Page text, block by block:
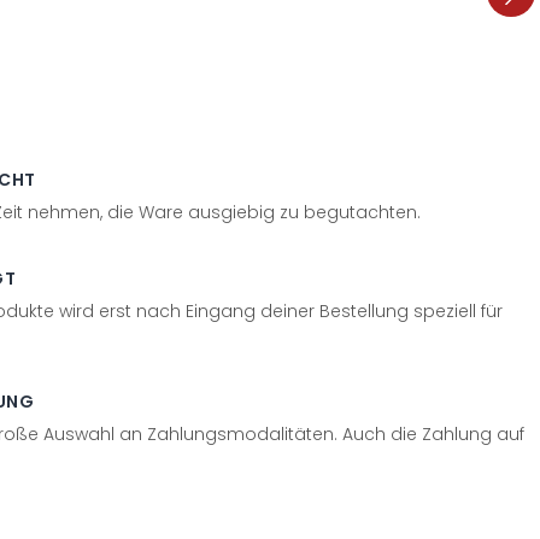
nehmen, die Ware ausgiebig zu begutachten.
wird erst nach Eingang deiner Bestellung speziell für
Auswahl an Zahlungsmodalitäten. Auch die Zahlung auf